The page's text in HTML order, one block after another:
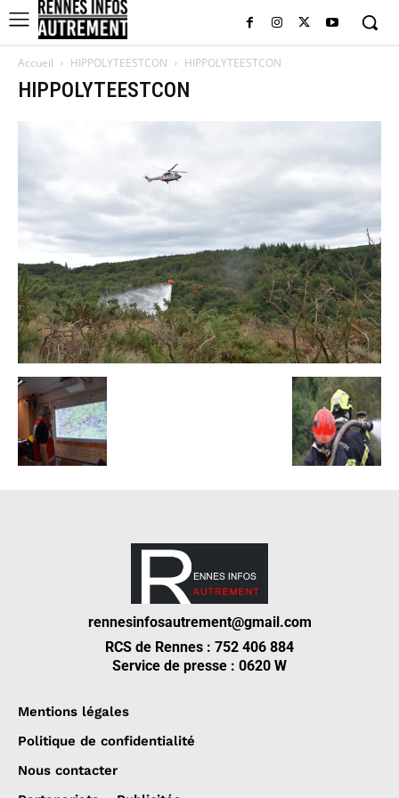
Accueil HIPPOLYTEESTCON HIPPOLYTEESTCON
HIPPOLYTEESTCON
rennesinfosautrement@gmail.com
RCS de Rennes : 752 406 884
Service de presse : 0620 W
Mentions légales
Politique de confidentialité
Nous contacter